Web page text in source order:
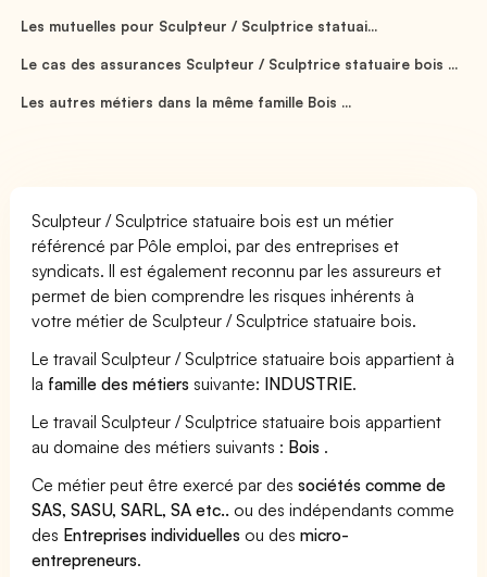
Les mutuelles pour Sculpteur / Sculptrice statuai...
Le cas des assurances Sculpteur / Sculptrice statuaire bois ...
Les autres métiers dans la même famille Bois ...
Sculpteur / Sculptrice statuaire bois est un métier
référencé par Pôle emploi, par des entreprises et
syndicats. Il est également reconnu par les assureurs et
permet de bien comprendre les risques inhérents à
votre métier de Sculpteur / Sculptrice statuaire bois.
Le travail Sculpteur / Sculptrice statuaire bois appartient à
la famille des métiers suivante: INDUSTRIE.
Le travail Sculpteur / Sculptrice statuaire bois appartient
au domaine des métiers suivants : Bois .
Ce métier peut être exercé par dessociétés comme de
SAS, SASU, SARL, SA etc.. ou des indépendants comme
des Entreprises individuelles ou desmicro-
entrepreneurs.